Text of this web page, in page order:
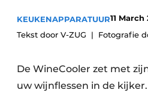
KEUKENAPPARATUUR11 March
Tekst door V-ZUG
Fotografie
De WineCooler zet met
uw wijnflessen in de